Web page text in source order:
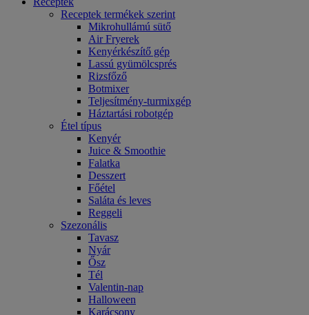
Receptek termékek szerint
Mikrohullámú sütő
Air Fryerek
Kenyérkészítő gép
Lassú gyümölcsprés
Rizsfőző
Botmixer
Teljesítmény-turmixgép
Háztartási robotgép
Étel típus
Kenyér
Juice & Smoothie
Falatka
Desszert
Főétel
Saláta és leves
Reggeli
Szezonális
Tavasz
Nyár
Ősz
Tél
Valentin-nap
Halloween
Karácsony